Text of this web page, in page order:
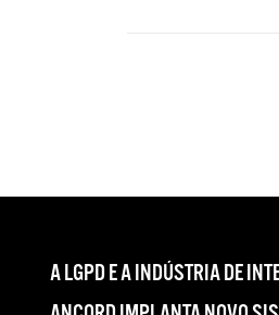
A LGPD E A INDÚSTRIA DE